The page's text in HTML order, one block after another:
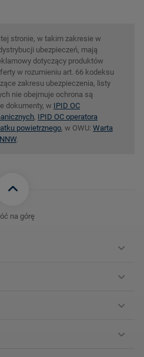
stronie, w takim zakresie w
ubezpieczeń, mają
dotyczący produktów
w rozumieniu art. 66 kodeksu
zakresu ubezpieczenia, listy
nie obejmuje ochrona są
dokumenty, w IPID OC
, IPID OC operatora
powietrznego, w OWU: Warta
.
na górę